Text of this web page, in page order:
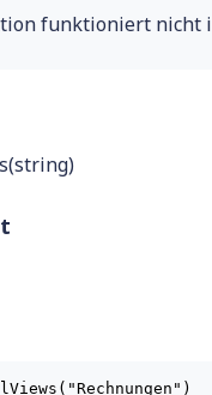
funktioniert nicht